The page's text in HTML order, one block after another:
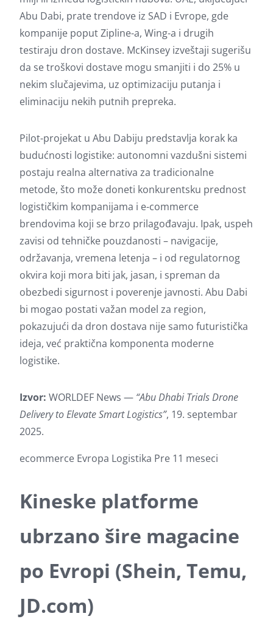
Abu Dabi, prate trendove iz SAD i Evrope, gde
kompanije poput Zipline-a, Wing-a i drugih
testiraju dron dostave. McKinsey izveštaji sugerišu
da se troškovi dostave mogu smanjiti i do 25% u
nekim slučajevima, uz optimizaciju putanja i
eliminaciju nekih putnih prepreka.
Pilot-projekat u Abu Dabiju predstavlja korak ka
budućnosti logistike: autonomni vazdušni sistemi
postaju realna alternativa za tradicionalne
metode, što može doneti konkurentsku prednost
logističkim kompanijama i e-commerce
brendovima koji se brzo prilagođavaju. Ipak, uspeh
zavisi od tehničke pouzdanosti – navigacije,
održavanja, vremena letenja – i od regulatornog
okvira koji mora biti jak, jasan, i spreman da
obezbedi sigurnost i poverenje javnosti. Abu Dabi
bi mogao postati važan model za region,
pokazujući da dron dostava nije samo futuristička
ideja, već praktična komponenta moderne
logistike.
Izvor: WORLDEF News — “Abu Dhabi Trials Drone
Delivery to Elevate Smart Logistics”, 19. septembar
2025.
ecommerce Evropa Logistika Pre 11 meseci
Kineske platforme
ubrzano šire magacine
po Evropi (Shein, Temu,
JD.com)